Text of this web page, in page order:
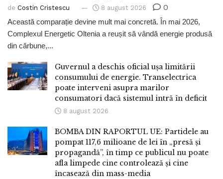
de Costin Cristescu 8 august 2026 0
Această comparație devine mult mai concretă. În mai 2026,
Complexul Energetic Oltenia a reușit să vândă energie produsă
din cărbune,...
Guvernul a deschis oficial ușa limitării
consumului de energie. Transelectrica
poate interveni asupra marilor
consumatori dacă sistemul intră în deficit
8 august 2026
BOMBA DIN RAPORTUL UE: Partidele au
pompat 117,6 milioane de lei în „presă și
propagandă”, în timp ce publicul nu poate
afla limpede cine controlează și cine
încasează din mass-media